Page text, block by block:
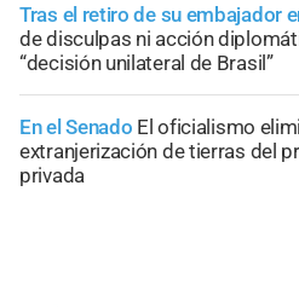
Tras el retiro de su embajador
de disculpas ni acción
“decisión unilateral de Brasil”
En el Senado El oficialismo
extranjerización de tierras del
privada